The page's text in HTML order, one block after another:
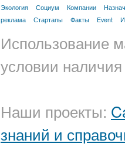
Экология
Социум Компании
реклама
Стартапы Факты Event
Использование
условии
Наши проекты:
знаний и